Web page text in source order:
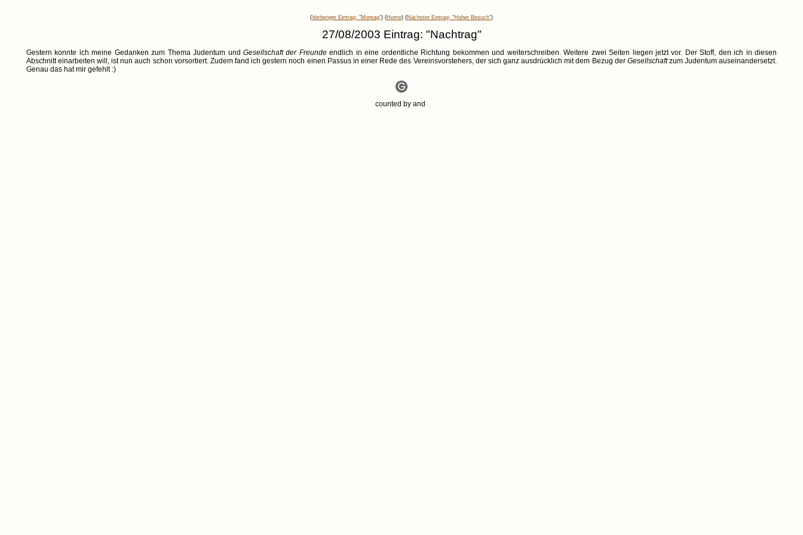
(Vorheriger Eintrag: "Montag") (Home) (Nächster Eintrag: "Hoher Besuch")
27/08/2003 Eintrag: "Nachtrag"
Gestern konnte ich meine Gedanken zum Thema Judentum und Gesellschaft der Freundeendlich in eine ordentliche Richtung bekommen und weiterschreiben. Weitere zwei Seiten liegen jetzt vor. Der Stoff, den ich in diesen
Abschnitt einarbeiten will, ist nun auch schon vorsortiert. Zudem fand ich gestern noch einen Passus in einer Rede des Vereinsvorstehers, der sich ganz ausdrücklich mit dem Bezug der Gesellschaftzum Judentum auseinandersetzt.
Genau das hat mir gefehlt :)
counted by and